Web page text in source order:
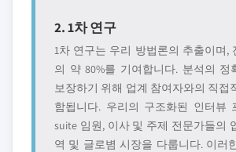
2. 1차 연구
1차 연구는 우리 방법론의 추출이며,
의 약 80%를 기여합니다. 분석의 정
보장하기 위해 업계 참여자와의 직접
함됩니다. 우리의 구조화된 인터뷰
suite 임원, 이사 및 주제 전문가들의
역 및 글로볌 시장을 다룹니다. 이러